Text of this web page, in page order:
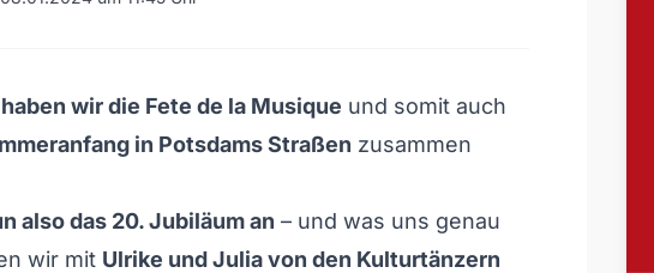
wir die Fete de la Musique und somit auch
in Potsdams Straßen zusammen
also das 20. Jubiläum an – und was uns genau
wir mit Ulrike und Julia von den Kulturtänzern